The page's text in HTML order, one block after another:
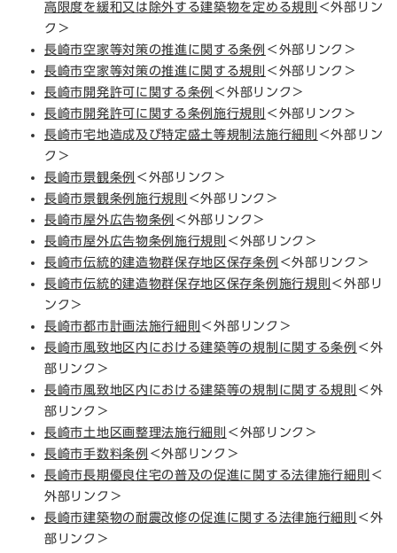
高限度を緩和又は除外する建築物を定める規則 ＜外部リン
ク＞
長崎市空家等対策の推進に関する条例 ＜外部リンク＞
長崎市空家等対策の推進に関する規則 ＜外部リンク＞
長崎市開発許可に関する条例 ＜外部リンク＞
長崎市開発許可に関する条例施行規則 ＜外部リンク＞
長崎市宅地造成及び特定盛土等規制法施行細則​ ＜外部リン
ク＞
長崎市景観条例 ＜外部リンク＞
長崎市景観条例施行規則 ＜外部リンク＞
長崎市屋外広告物条例 ＜外部リンク＞
長崎市屋外広告物条例施行規則 ＜外部リンク＞
長崎市伝統的建造物群保存地区保存条例 ＜外部リンク＞
長崎市伝統的建造物群保存地区保存条例施行規則 ＜外部リ
ンク＞
長崎市都市計画法施行細則 ＜外部リンク＞
長崎市風致地区内における建築等の規制に関する条例 ＜外
部リンク＞
長崎市風致地区内における建築等の規制に関する規則 ＜外
部リンク＞
長崎市土地区画整理法施行細則 ＜外部リンク＞
長崎市手数料条例 ＜外部リンク＞
長崎市長期優良住宅の普及の促進に関する法律施行細則 ＜
外部リンク＞
長崎市建築物の耐震改修の促進に関する法律施行細則 ＜外
部リンク＞